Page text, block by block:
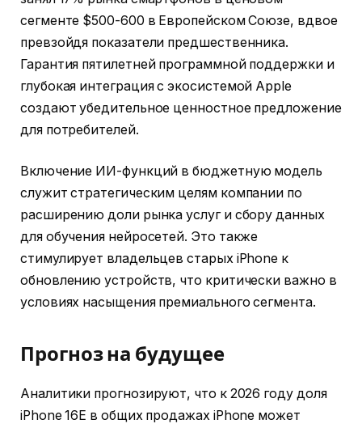
сегменте $500-600 в Европейском Союзе, вдвое
превзойдя показатели предшественника.
Гарантия пятилетней программной поддержки и
глубокая интеграция с экосистемой Apple
создают убедительное ценностное предложение
для потребителей.
Включение ИИ-функций в бюджетную модель
служит стратегическим целям компании по
расширению доли рынка услуг и сбору данных
для обучения нейросетей. Это также
стимулирует владельцев старых iPhone к
обновлению устройств, что критически важно в
условиях насыщения премиального сегмента.
Прогноз на будущее
Аналитики прогнозируют, что к 2026 году доля
iPhone 16E в общих продажах iPhone может